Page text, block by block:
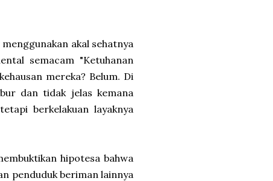
akal sehatnya
semacam "Ketuhanan
mereka? Belum. Di
dan tidak jelas kemana
berkelakuan layaknya
hipotesa bahwa
penduduk beriman lainnya